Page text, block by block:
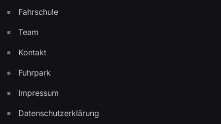
Fahrschule
Team
Kontakt
Fuhrpark
Impressum
Datenschutzerklärung